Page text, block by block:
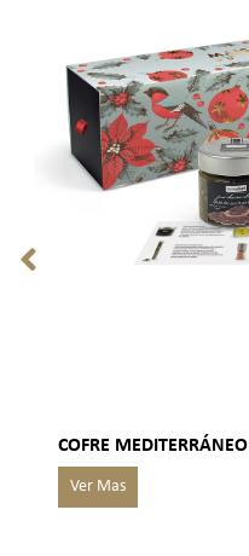
COFRE MEDITERRÁNEO